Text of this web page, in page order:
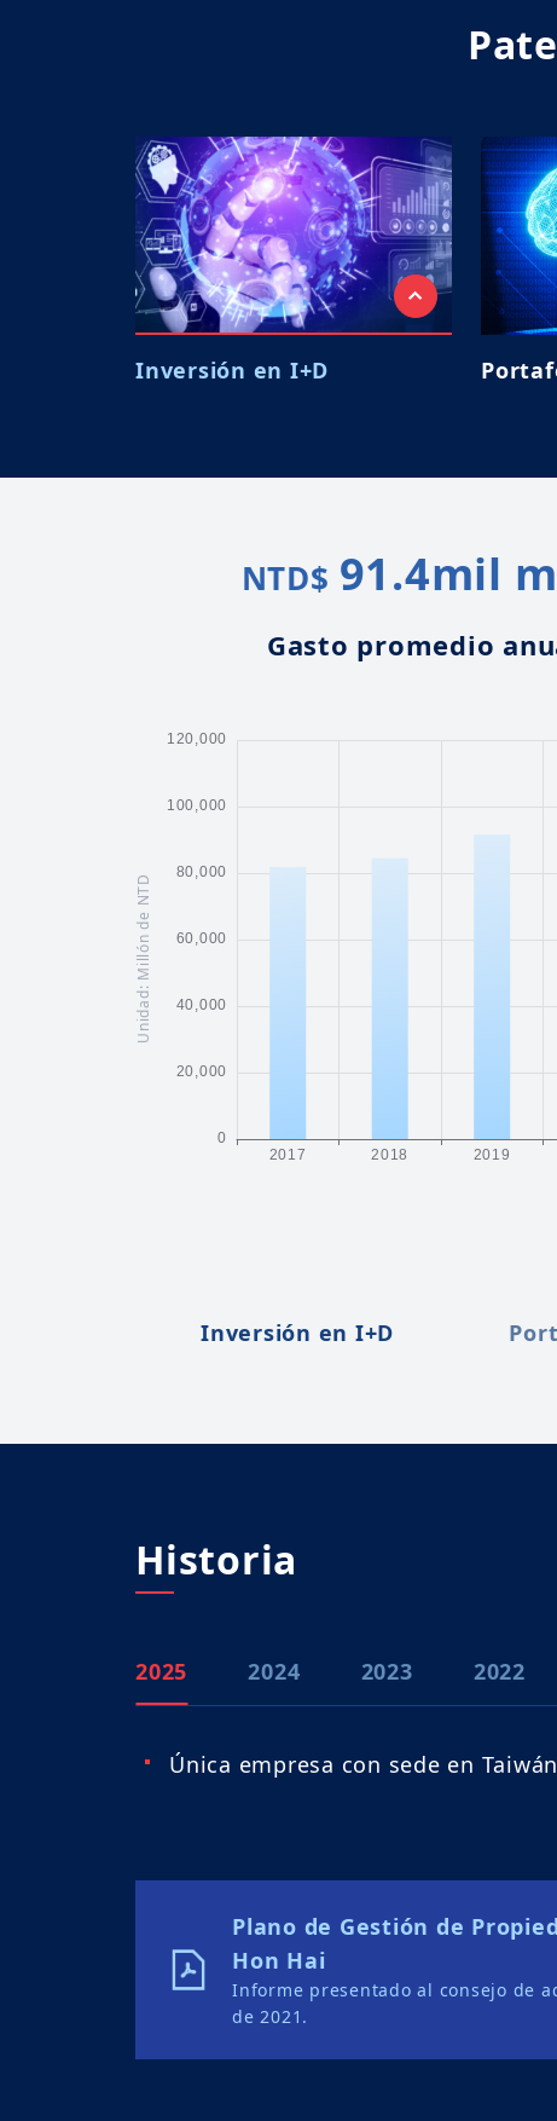
Inversión en I+D
NTD$ 91.4mil
Gasto promedio
Unidad: Millón de NTD
Inversión en I+D
Historia
2025 2024 2023 2022
Única empresa con sede en
Plano de Gestión de
Hon Hai
Informe presentado al consejo de
de 2021.